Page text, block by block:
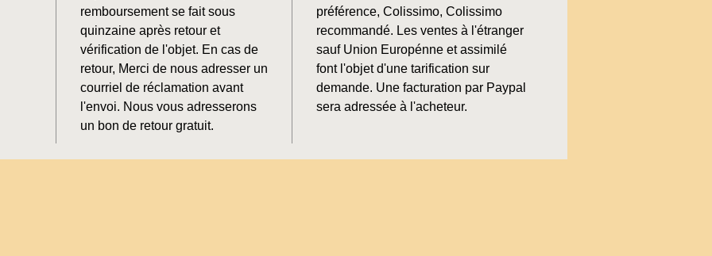
remboursement se fait sous
quinzaine après retour et
vérification de l'objet. En cas de
retour, Merci de nous adresser un
courriel de réclamation avant
l'envoi. Nous vous adresserons
un bon de retour gratuit.
préférence, Colissimo, Colissimo
recommandé. Les ventes à l'étranger
sauf Union Europénne et assimilé
font l'objet d'une tarification sur
demande. Une facturation par Paypal
sera adressée à l'acheteur.